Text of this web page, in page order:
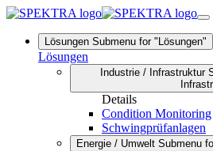
Lösungen Submenu for "Lösungen"
Lösungen
Industrie / Infrastruktur
Details
Condition Monitoring
Schwingprüfanlagen
Energie / Umwelt Submenu